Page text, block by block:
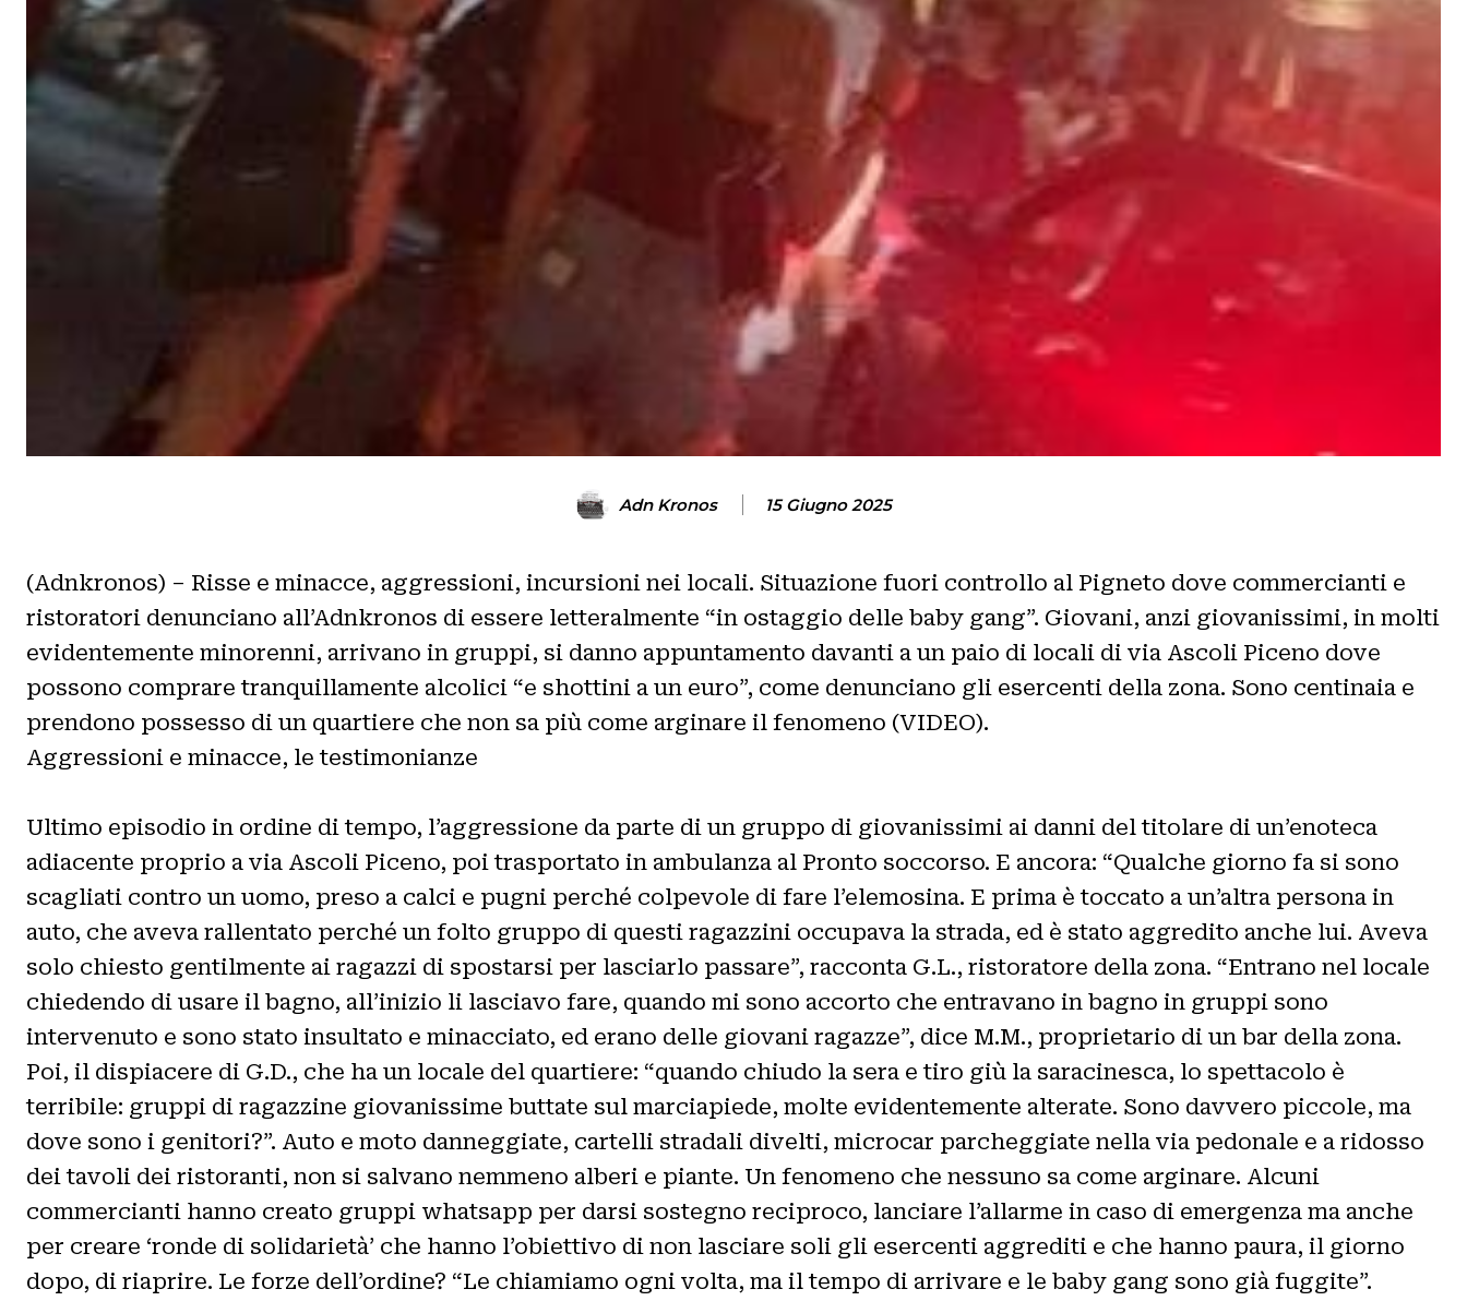
Adn Kronos 15 Giugno 2025
(Adnkronos) – Risse e minacce, aggressioni, incursioni nei locali. Situazione fuori controllo al Pigneto dove commercianti e
ristoratori denunciano all’Adnkronos di essere letteralmente “in ostaggio delle baby gang”. Giovani, anzi giovanissimi, in molti
evidentemente minorenni, arrivano in gruppi, si danno appuntamento davanti a un paio di locali di via Ascoli Piceno dove
possono comprare tranquillamente alcolici “e shottini a un euro”, come denunciano gli esercenti della zona. Sono centinaia e
prendono possesso di un quartiere che non sa più come arginare il fenomeno (VIDEO).
Aggressioni e minacce, le testimonianze
Ultimo episodio in ordine di tempo, l’aggressione da parte di un gruppo di giovanissimi ai danni del titolare di un’enoteca
adiacente proprio a via Ascoli Piceno, poi trasportato in ambulanza al Pronto soccorso. E ancora: “Qualche giorno fa si sono
scagliati contro un uomo, preso a calci e pugni perché colpevole di fare l’elemosina. E prima è toccato a un’altra persona in
auto, che aveva rallentato perché un folto gruppo di questi ragazzini occupava la strada, ed è stato aggredito anche lui. Aveva
solo chiesto gentilmente ai ragazzi di spostarsi per lasciarlo passare”, racconta G.L., ristoratore della zona. “Entrano nel locale
chiedendo di usare il bagno, all’inizio li lasciavo fare, quando mi sono accorto che entravano in bagno in gruppi sono
intervenuto e sono stato insultato e minacciato, ed erano delle giovani ragazze”, dice M.M., proprietario di un bar della zona.
Poi, il dispiacere di G.D., che ha un locale del quartiere: “quando chiudo la sera e tiro giù la saracinesca, lo spettacolo è
terribile: gruppi di ragazzine giovanissime buttate sul marciapiede, molte evidentemente alterate. Sono davvero piccole, ma
dove sono i genitori?”. Auto e moto danneggiate, cartelli stradali divelti, microcar parcheggiate nella via pedonale e a ridosso
dei tavoli dei ristoranti, non si salvano nemmeno alberi e piante. Un fenomeno che nessuno sa come arginare. Alcuni
commercianti hanno creato gruppi whatsapp per darsi sostegno reciproco, lanciare l’allarme in caso di emergenza ma anche
per creare ‘ronde di solidarietà’ che hanno l’obiettivo di non lasciare soli gli esercenti aggrediti e che hanno paura, il giorno
dopo, di riaprire. Le forze dell’ordine? “Le chiamiamo ogni volta, ma il tempo di arrivare e le baby gang sono già fuggite”.